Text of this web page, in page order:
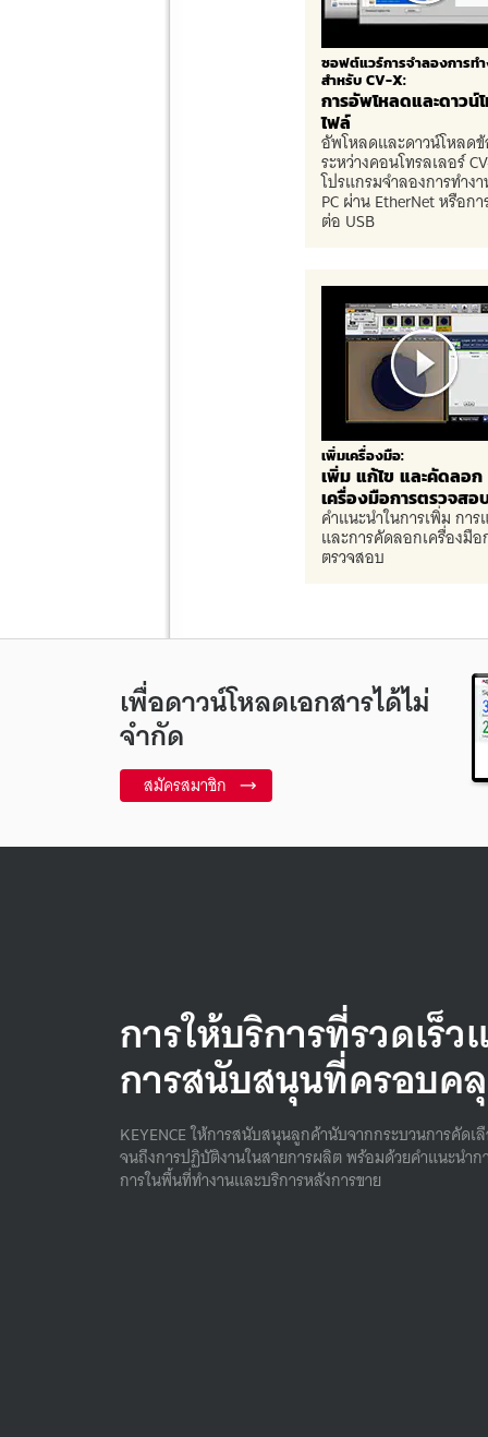
ซอฟต์แวร์การจำลองการท
สำหรับ CV-X:
การอัพโหลดและดาวน์
ไฟล์
อัพโหลดและดาวน์โหลด
ระหว่างคอนโทรลเลอร์
โปรแกรมจำลองการทำง
PC ผ่าน EtherNet หรือก
ต่อ USB
เพิ่มเครื่องมือ:
เพิ่ม แก้ไข และคัดลอก
เครื่องมือการตรวจสอ
คำแนะนำในการเพิ่ม การ
และการคัดลอกเครื่องมือ
ตรวจสอบ
เพื่อดาวน์โหลดเอกสารได้ไม่
จำกัด
สมัครสมาชิก
การให้บริการที่รวดเร็ว
การสนับสนุนที่ครอบค
KEYENCE ให้การสนับสนุนลูกค้านับจากกระบวนการคัดเ
จนถึงการปฏิบัติงานในสายการผลิต พร้อมด้วยคําแนะนําก
การในพื้นที่ทํางานและบริการหลังการขาย